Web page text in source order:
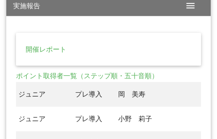
実施報告 menu
開催レポート
ポイント取得者一覧（ステップ順・五十音順）
ジュニア プレ導入 岡 美寿
ジュニア プレ導入 小野 莉子